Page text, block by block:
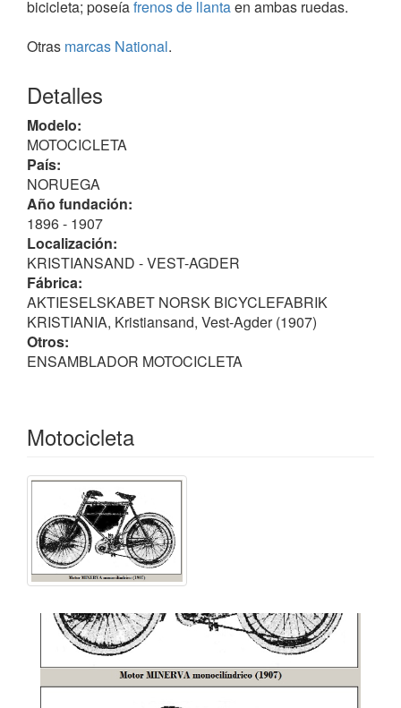
bicicleta; poseíafrenos de llantaen ambas ruedas.
Otras marcas National.
Detalles
Modelo:
MOTOCICLETA
País:
NORUEGA
Año fundación:
1896 - 1907
Localización:
KRISTIANSAND - VEST-AGDER
Fábrica:
AKTIESELSKABET NORSK BICYCLEFABRIK
KRISTIANIA, Kristiansand, Vest-Agder (1907)
Otros:
ENSAMBLADOR MOTOCICLETA
Motocicleta